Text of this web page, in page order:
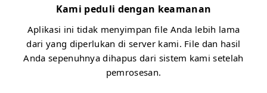
Kami peduli dengan keamanan
Aplikasi ini tidak menyimpan file Anda lebih lama
dari yang diperlukan di server kami. File dan hasil
Anda sepenuhnya dihapus dari sistem kami setelah
pemrosesan.